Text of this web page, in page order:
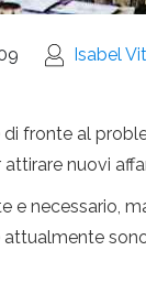
Isabel
fronte al
nuovi
necessario,